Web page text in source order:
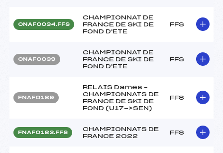
ONAF0034.FFS
CHAMPIONNAT DE
FRANCE DE SKI DE
FOND D'ETE
FFS
ONAF0039
CHAMPIONNAT DE
FRANCE DE SKI DE
FOND D'ETE
FFS
FNAF0189
RELAIS Dames –
CHAMPIONNATS DE
FRANCE DE SKI DE
FOND (U17->SEN)
FFS
FNAF0183.FFS
CHAMPIONNATS DE
FRANCE 2022
FFS